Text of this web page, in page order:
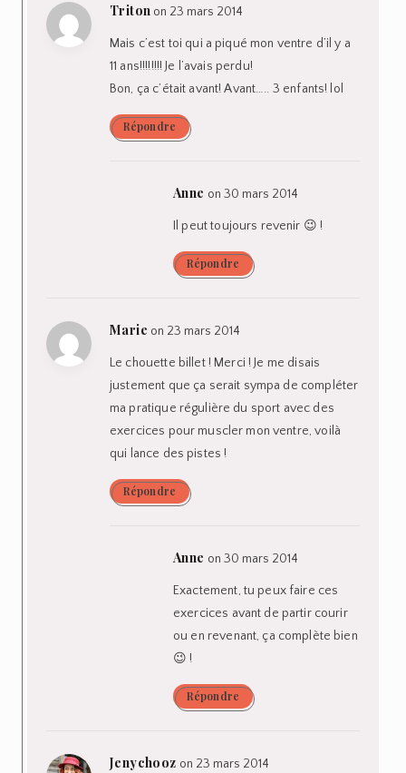
Triton on 23 mars 2014
Mais c’est toi qui a piqué mon ventre d’il y a
11 ans!!!!!!!! Je l’avais perdu!
Bon, ça c’était avant! Avant….. 3 enfants! lol
Répondre
Anne on 30 mars 2014
Il peut toujours revenir 😉 !
Répondre
Marie on 23 mars 2014
Le chouette billet ! Merci ! Je me disais
justement que ça serait sympa de compléter
ma pratique régulière du sport avec des
exercices pour muscler mon ventre, voilà
qui lance des pistes !
Répondre
Anne on 30 mars 2014
Exactement, tu peux faire ces
exercices avant de partir courir
ou en revenant, ça complète bien
😉 !
Répondre
Jenychooz on 23 mars 2014